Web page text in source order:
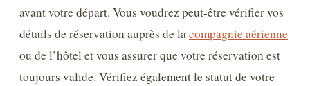
avant votre départ. Vous voudrez peut-être vérifier vos
détails de réservation auprès de lacompagnie aérienne
ou de l’hôtel et vous assurer que votre réservation est
toujours valide. Vérifiez également le statut de votre